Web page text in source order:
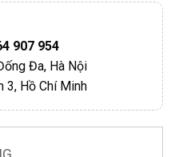
907 954
Đa, Hà Nội
3, Hồ Chí Minh